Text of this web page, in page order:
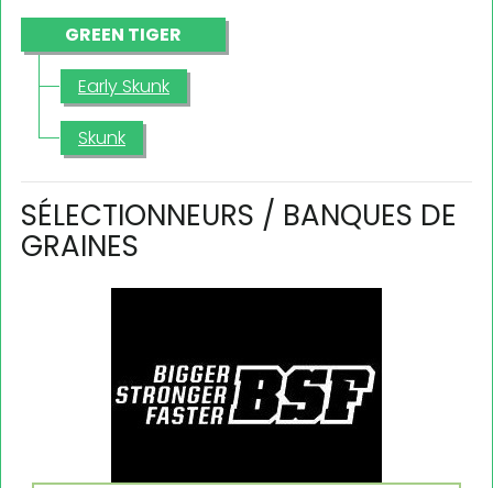
GREEN TIGER
Early Skunk
Skunk
SÉLECTIONNEURS / BANQUES DE
GRAINES